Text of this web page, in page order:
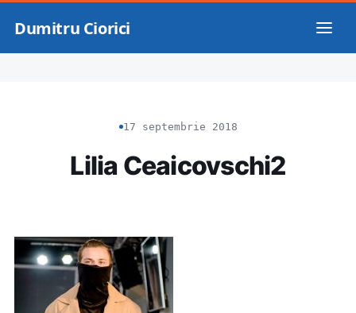
Dumitru Ciorici
17 septembrie 2018
Lilia Ceaicovschi2